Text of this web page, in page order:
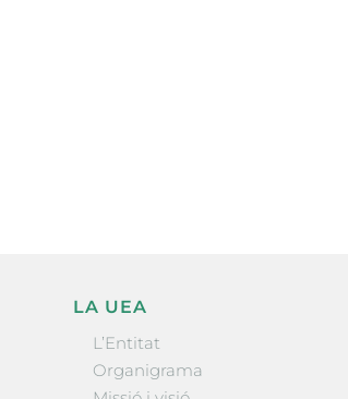
LA UEA
L’Entitat
Organigrama